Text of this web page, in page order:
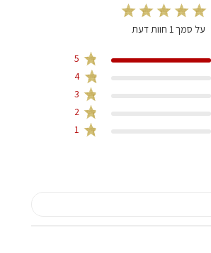
על סמך 1 חוות דעת
5
4
3
2
1